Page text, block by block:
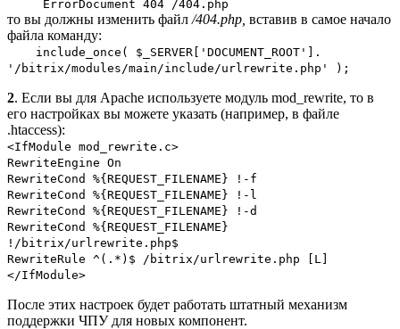
ErrorDocument 404 /404.php
то вы должны изменить файл /404.php, вставив в самое начало
файла команду:
include_once( $_SERVER['DOCUMENT_ROOT'].
'/bitrix/modules/main/include/urlrewrite.php' );
2. Если вы для Apache используете модуль mod_rewrite, то в
его настройках вы можете указать (например, в файле
.htaccess):
<IfModule mod_rewrite.c>
RewriteEngine On
RewriteCond %{REQUEST_FILENAME} !-f
RewriteCond %{REQUEST_FILENAME} !-l
RewriteCond %{REQUEST_FILENAME} !-d
RewriteCond %{REQUEST_FILENAME}
!/bitrix/urlrewrite.php$
RewriteRule ^(.*)$ /bitrix/urlrewrite.php [L]
</IfModule>
После этих настроек будет работать штатный механизм
поддержки ЧПУ для новых компонент.